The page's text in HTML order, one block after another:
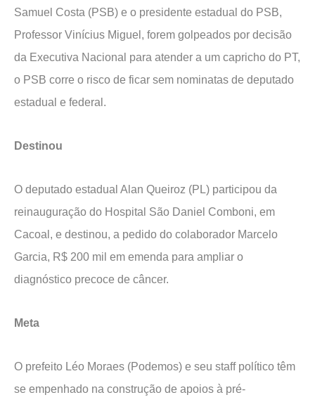
Samuel Costa (PSB) e o presidente estadual do PSB,
Professor Vinícius Miguel, forem golpeados por decisão
da Executiva Nacional para atender a um capricho do PT,
o PSB corre o risco de ficar sem nominatas de deputado
estadual e federal.
Destinou
O deputado estadual Alan Queiroz (PL) participou da
reinauguração do Hospital São Daniel Comboni, em
Cacoal, e destinou, a pedido do colaborador Marcelo
Garcia, R$ 200 mil em emenda para ampliar o
diagnóstico precoce de câncer.
Meta
O prefeito Léo Moraes (Podemos) e seu staff político têm
se empenhado na construção de apoios à pré-